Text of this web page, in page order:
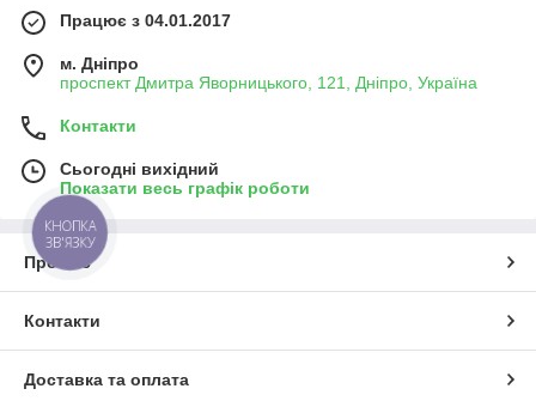
Працює з 04.01.2017
м. Дніпро
проспект Дмитра Яворницького, 121, Дніпро, Україна
Контакти
Сьогодні вихідний
Показати весь графік роботи
Про нас
Контакти
Доставка та оплата
КНОПКА
ЗВ'ЯЗКУ